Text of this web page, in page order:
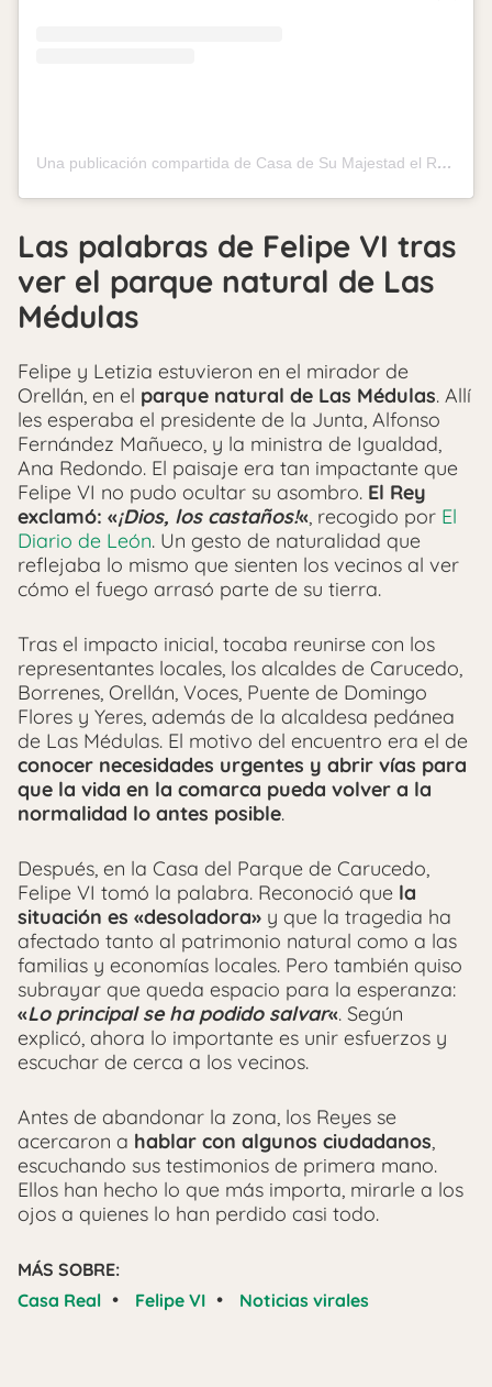
Una publicación compartida de Casa de Su Majestad el Rey (@casareal.es)
Las palabras de Felipe VI tras
ver el parque natural de Las
Médulas
Felipe y Letizia estuvieron en el mirador de
Orellán, en el parque natural de Las Médulas. Allí
les esperaba el presidente de la Junta, Alfonso
Fernández Mañueco, y la ministra de Igualdad,
Ana Redondo. El paisaje era tan impactante que
Felipe VI no pudo ocultar su asombro. El Rey
exclamó: «¡Dios, los castaños!«, recogido por El
Diario de León. Un gesto de naturalidad que
reflejaba lo mismo que sienten los vecinos al ver
cómo el fuego arrasó parte de su tierra.
Tras el impacto inicial, tocaba reunirse con los
representantes locales, los alcaldes de Carucedo,
Borrenes, Orellán, Voces, Puente de Domingo
Flores y Yeres, además de la alcaldesa pedánea
de Las Médulas. El motivo del encuentro era el de
conocer necesidades urgentes y abrir vías para
que la vida en la comarca pueda volver a la
normalidad lo antes posible.
Después, en la Casa del Parque de Carucedo,
Felipe VI tomó la palabra. Reconoció que la
situación es «desoladora» y que la tragedia ha
afectado tanto al patrimonio natural como a las
familias y economías locales. Pero también quiso
subrayar que queda espacio para la esperanza:
«Lo principal se ha podido salvar«. Según
explicó, ahora lo importante es unir esfuerzos y
escuchar de cerca a los vecinos.
Antes de abandonar la zona, los Reyes se
acercaron a hablar con algunos ciudadanos,
escuchando sus testimonios de primera mano.
Ellos han hecho lo que más importa, mirarle a los
ojos a quienes lo han perdido casi todo.
MÁS SOBRE:
Casa Real • Felipe VI • Noticias virales